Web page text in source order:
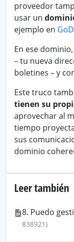
proveedor
usar un
ejemplo en
En ese
– tu nueva
boletines – y
Este truco
tienen su
aprovechar al
tiempo
sus
dominio
Leer también
8. Puedo
838921)